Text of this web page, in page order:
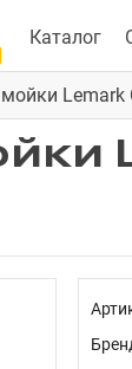
Каталог
Lemark